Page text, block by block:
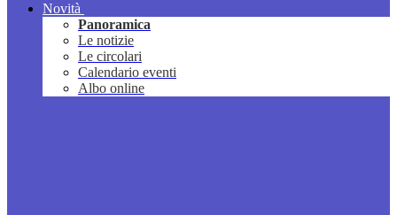
Novità
Panoramica
Le notizie
Le circolari
Calendario eventi
Albo online